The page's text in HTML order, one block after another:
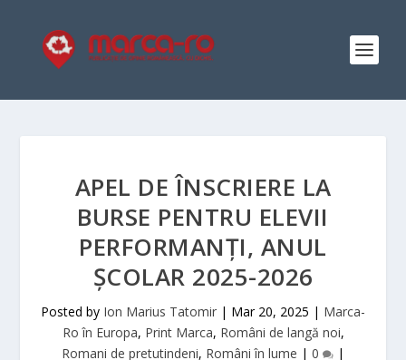
APEL DE ÎNSCRIERE LA
BURSE PENTRU ELEVII
PERFORMANȚI, ANUL
ȘCOLAR 2025-2026
Posted by Ion Marius Tatomir | Mar 20, 2025 | Marca-
Ro în Europa, Print Marca, Români de langă noi,
Romani de pretutindeni, Români în lume | 0 |